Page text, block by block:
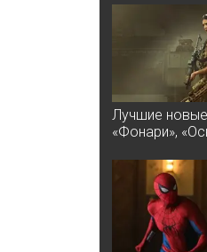
Лучшие
«Фонари»,